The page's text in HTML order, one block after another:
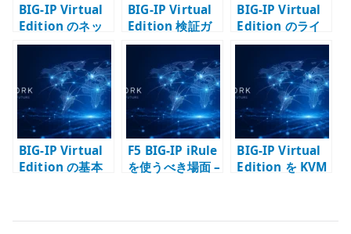
BIG-IP Virtual
Edition のネッ
トワーク設定 –
VLAN / Self IP /
Route を構成す
る
BIG-IP Virtual
Edition 検証ガ
イド – F5 VE を
構成する流れ
BIG-IP Virtual
Edition のライ
センス認証 – F5
VE を検証環境で
有効化する
BIG-IP Virtual
Edition の基本
F5 BIG-IP iRule
を使うべき場面 –
BIG-IP Virtual
Edition を KVM